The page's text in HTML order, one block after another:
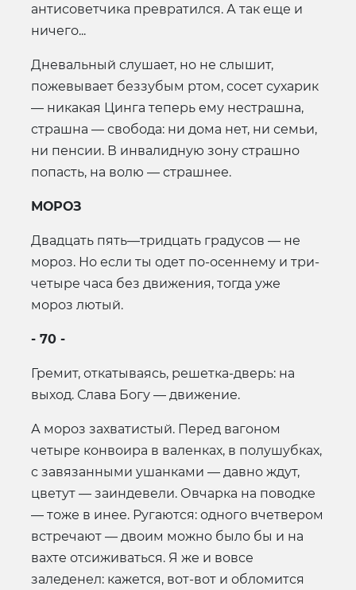
антисоветчика превратился. А так еще и
ничего...
Дневальный слушает, но не слышит,
пожевывает беззубым ртом, сосет сухарик
— никакая Цинга теперь ему нестрашна,
страшна — свобода: ни дома нет, ни семьи,
ни пенсии. В инвалидную зону страшно
попасть, на волю — страшнее.
МОРОЗ
Двадцать пять—тридцать градусов — не
мороз. Но если ты одет по-осеннему и три-
четыре часа без движения, тогда уже
мороз лютый.
- 70 -
Гремит, откатываясь, решетка-дверь: на
выход. Слава Богу — движение.
А мороз захватистый. Перед вагоном
четыре конвоира в валенках, в полушубках,
с завязанными ушанками — давно ждут,
цветут — заиндевели. Овчарка на поводке
— тоже в инее. Ругаются: одного вчетвером
встречают — двоим можно было бы и на
вахте отсиживаться. Я же и вовсе
заледенел: кажется, вот-вот и обломится